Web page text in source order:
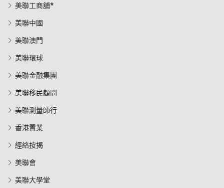
美聯工商舖*
美聯中國
美聯澳門
美聯環球
美聯金融集團
美聯移民顧問
美聯測量師行
香港置業
經絡按揭
美聯會
美聯大學堂